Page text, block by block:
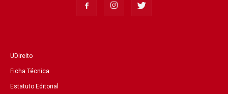
UDireito
Ficha Técnica
Estatuto Editorial